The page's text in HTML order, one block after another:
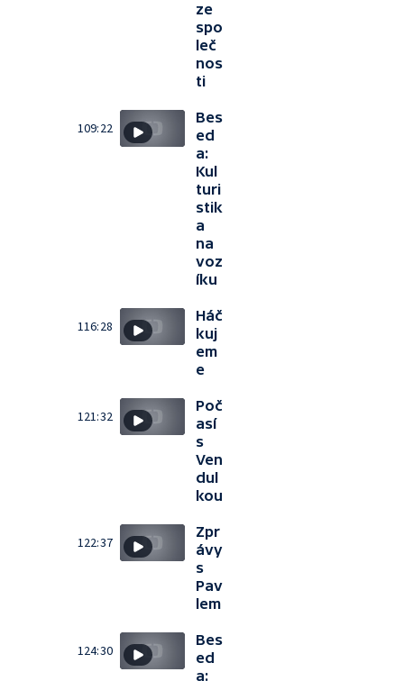
ze
spo
leč
nos
ti
109:22
Bes
ed
a:
Kul
turi
stik
a
na
voz
íku
116:28
Háč
kuj
em
e
121:32
Poč
así
s
Ven
dul
kou
122:37
Zpr
ávy
s
Pav
lem
124:30
Bes
ed
a: